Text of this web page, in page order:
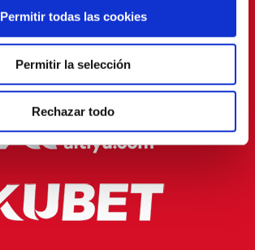
Permitir todas las cookies
Permitir la selección
Rechazar todo